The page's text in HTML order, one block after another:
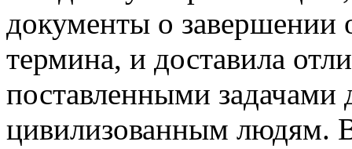
документы о завершении
термина, и доставила
поставленными
цивилизованным людям.